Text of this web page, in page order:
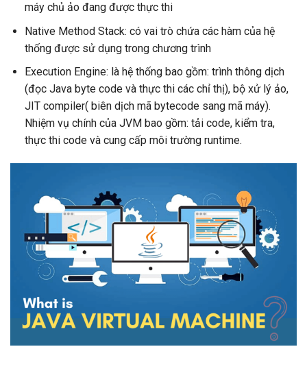
máy chủ ảo đang được thực thi
Native Method Stack: có vai trò chứa các hàm của hệ
thống được sử dụng trong chương trình
Execution Engine: là hệ thống bao gồm: trình thông dịch
(đọc Java byte code và thực thi các chỉ thị), bộ xử lý ảo,
JIT compiler( biên dịch mã bytecode sang mã máy).
Nhiệm vụ chính của JVM bao gồm: tải code, kiểm tra,
thực thi code và cung cấp môi trường runtime.